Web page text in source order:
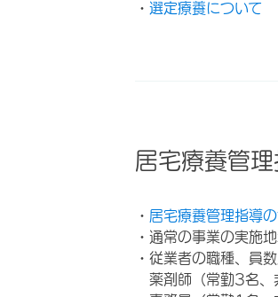
・ 選定療養について
居宅療養管
・ 居宅療養管理指導
・通常の事業の実施
・従業者の職種、員
薬剤師（常勤3名、